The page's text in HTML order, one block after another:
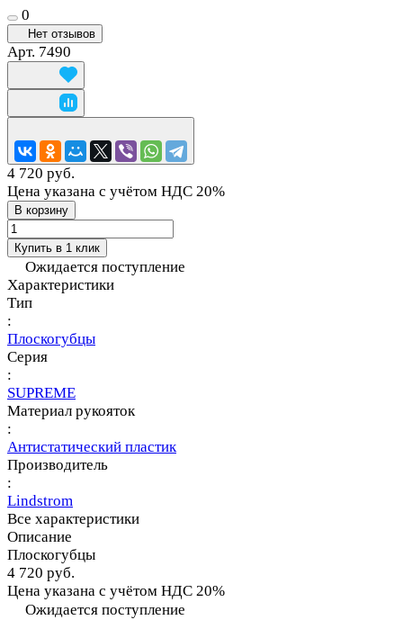
0
Нет отзывов
Арт. 7490
4 720 руб.
Цена указана с учётом НДС 20%
В корзину
Купить в 1 клик
Ожидается поступление
Характеристики
Тип
:
Плоскогубцы
Серия
:
SUPREME
Материал рукояток
:
Антистатический пластик
Производитель
:
Lindstrom
Все характеристики
Описание
Плоскогубцы
4 720 руб.
Цена указана с учётом НДС 20%
Ожидается поступление